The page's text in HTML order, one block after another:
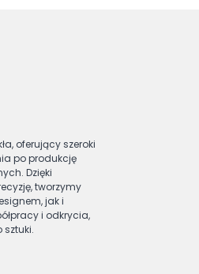
oferujący szeroki
po produkcję
Dzięki
tworzymy
jak i
i odkrycia,
sztuki.